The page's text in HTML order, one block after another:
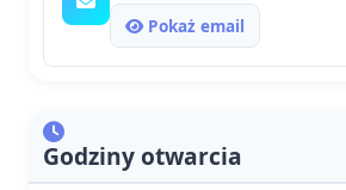
Pokaż email
Godziny otwarcia